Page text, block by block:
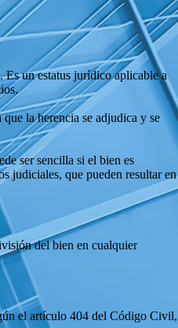
Es un estatus jurídico aplicable a
la herencia se adjudica y se
ser sencilla si el bien es
judiciales, que pueden resultar en
del bien en cualquier
el artículo 404 del Código Civil,